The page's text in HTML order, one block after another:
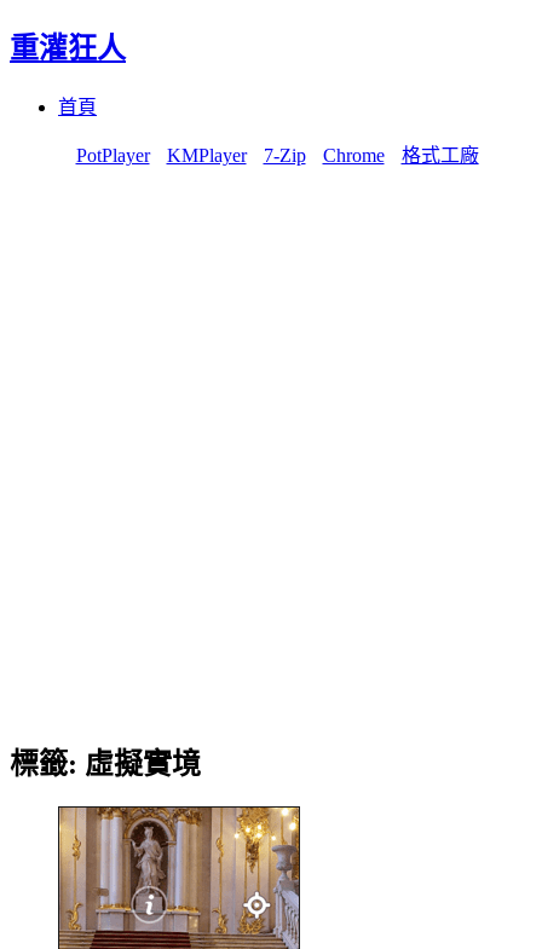
重灌狂人
首頁
PotPlayer KMPlayer 7-Zip Chrome 格式工廠
標籤: 虛擬實境